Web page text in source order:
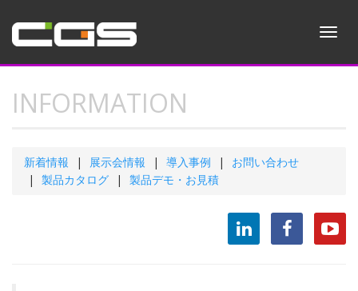
INFORMATION
新着情報 展示会情報 導入事例
お問い合わせ
製品カタログ
製品デモ・お見積